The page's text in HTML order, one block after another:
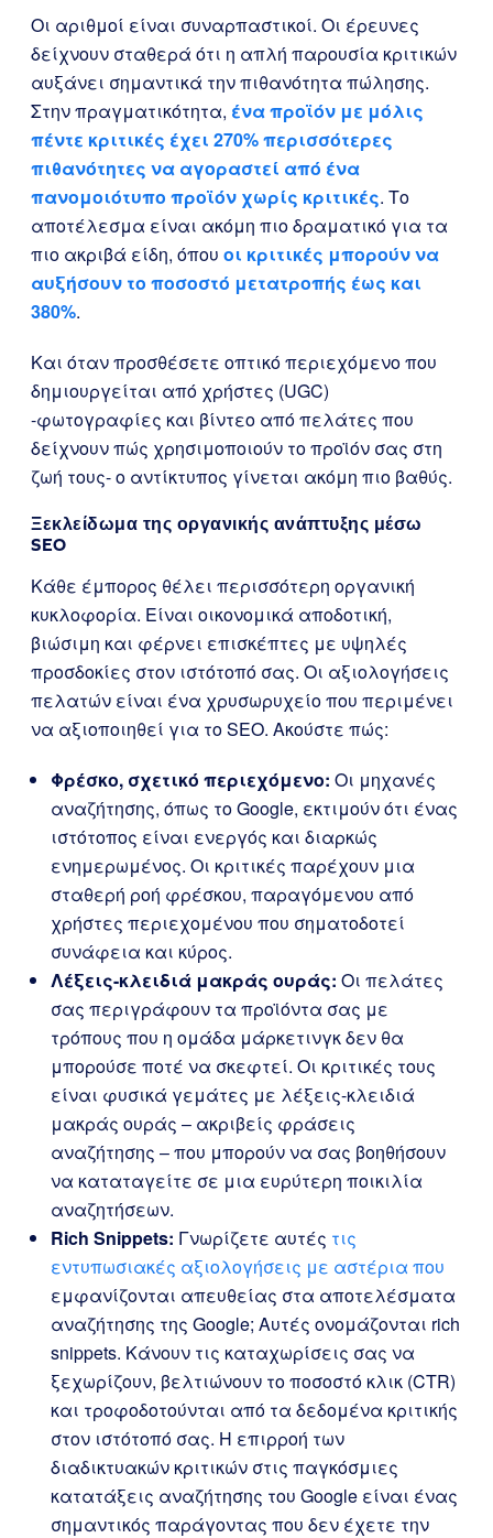
Οι αριθμοί είναι συναρπαστικοί. Οι έρευνες
δείχνουν σταθερά ότι η απλή παρουσία κριτικών
αυξάνει σημαντικά την πιθανότητα πώλησης.
Στην πραγματικότητα, ένα προϊόν με μόλις
πέντε κριτικές έχει 270% περισσότερες
πιθανότητες να αγοραστεί από ένα
πανομοιότυπο προϊόν χωρίς κριτικές. Το
αποτέλεσμα είναι ακόμη πιο δραματικό για τα
πιο ακριβά είδη, όπου οι κριτικές μπορούν να
αυξήσουν το ποσοστό μετατροπής έως και
380%.
Και όταν προσθέσετε οπτικό περιεχόμενο που
δημιουργείται από χρήστες (UGC)
-φωτογραφίες και βίντεο από πελάτες που
δείχνουν πώς χρησιμοποιούν το προϊόν σας στη
ζωή τους- ο αντίκτυπος γίνεται ακόμη πιο βαθύς.
Ξεκλείδωμα της οργανικής ανάπτυξης μέσω
SEO
Κάθε έμπορος θέλει περισσότερη οργανική
κυκλοφορία. Είναι οικονομικά αποδοτική,
βιώσιμη και φέρνει επισκέπτες με υψηλές
προσδοκίες στον ιστότοπό σας. Οι αξιολογήσεις
πελατών είναι ένα χρυσωρυχείο που περιμένει
να αξιοποιηθεί για το SEO. Ακούστε πώς:
Φρέσκο, σχετικό περιεχόμενο: Οι μηχανές
αναζήτησης, όπως το Google, εκτιμούν ότι ένας
ιστότοπος είναι ενεργός και διαρκώς
ενημερωμένος. Οι κριτικές παρέχουν μια
σταθερή ροή φρέσκου, παραγόμενου από
χρήστες περιεχομένου που σηματοδοτεί
συνάφεια και κύρος.
Λέξεις-κλειδιά μακράς ουράς: Οι πελάτες
σας περιγράφουν τα προϊόντα σας με
τρόπους που η ομάδα μάρκετινγκ δεν θα
μπορούσε ποτέ να σκεφτεί. Οι κριτικές τους
είναι φυσικά γεμάτες με λέξεις-κλειδιά
μακράς ουράς – ακριβείς φράσεις
αναζήτησης – που μπορούν να σας βοηθήσουν
να καταταγείτε σε μια ευρύτερη ποικιλία
αναζητήσεων.
Rich Snippets: Γνωρίζετε αυτές τις
εντυπωσιακές αξιολογήσεις με αστέρια που
εμφανίζονται απευθείας στα αποτελέσματα
αναζήτησης της Google; Αυτές ονομάζονται rich
snippets. Κάνουν τις καταχωρίσεις σας να
ξεχωρίζουν, βελτιώνουν το ποσοστό κλικ (CTR)
και τροφοδοτούνται από τα δεδομένα κριτικής
στον ιστότοπό σας. Η επιρροή των
διαδικτυακών κριτικών στις παγκόσμιες
κατατάξεις αναζήτησης του Google είναι ένας
σημαντικός παράγοντας που δεν έχετε την